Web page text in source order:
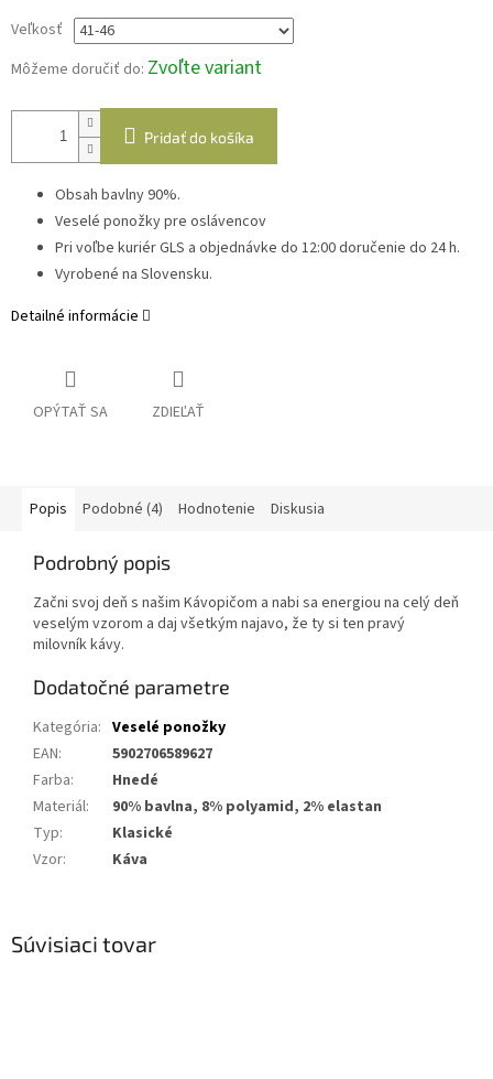
Veľkosť
Môžeme doručiť do: Zvoľte variant
Pridať do košíka
Obsah bavlny 90%.
Veselé ponožky pre oslávencov
Pri voľbe kuriér GLS a objednávke do 12:00 doručenie do 24 h.
Vyrobené na Slovensku.
Detailné informácie
OPÝTAŤ SA ZDIEĽAŤ
Súvisiaci tovar
Popis Podobné (4) Hodnotenie Diskusia
Podrobný popis
Začni svoj deň s našim Kávopičom a nabi sa energiou na celý deň
veselým vzorom a daj všetkým najavo, že ty si ten pravý
milovník kávy.
Dodatočné parametre
Kategória: Veselé ponožky
EAN:
5902706589627
Farba:
Hnedé
Materiál:
90% bavlna, 8% polyamid, 2% elastan
Typ:
Klasické
Vzor: Káva